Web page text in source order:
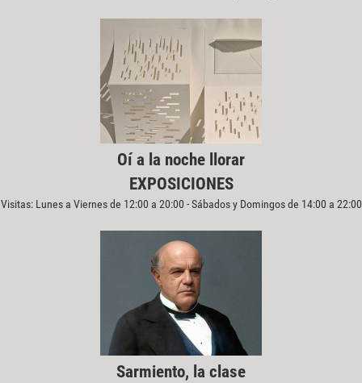
Oí a la noche llorar
EXPOSICIONES
Visitas: Lunes a Viernes de 12:00 a 20:00 - Sábados y Domingos de 14:00 a 22:00
Sarmiento, la clase